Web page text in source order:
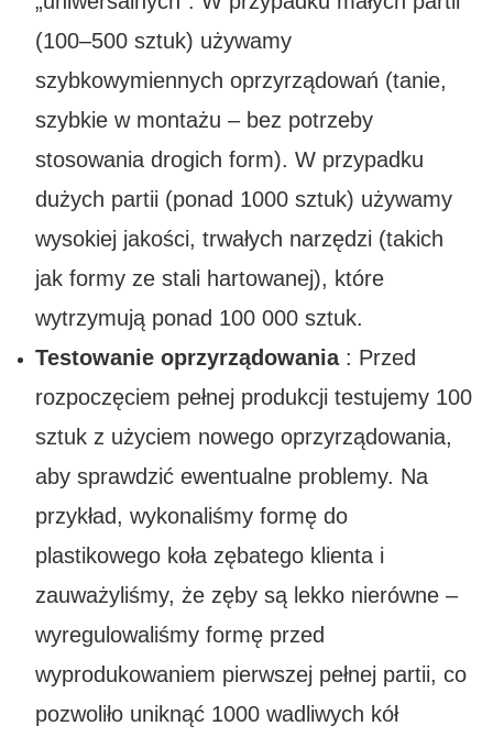
(100–500 sztuk) używamy
szybkowymiennych oprzyrządowań (tanie,
szybkie w montażu – bez potrzeby
stosowania drogich form). W przypadku
dużych partii (ponad 1000 sztuk) używamy
wysokiej jakości, trwałych narzędzi (takich
jak formy ze stali hartowanej), które
wytrzymują ponad 100 000 sztuk.
Testowanie oprzyrządowania: Przed
rozpoczęciem pełnej produkcji testujemy 100
sztuk z użyciem nowego oprzyrządowania,
aby sprawdzić ewentualne problemy. Na
przykład, wykonaliśmy formę do
plastikowego koła zębatego klienta i
zauważyliśmy, że zęby są lekko nierówne –
wyregulowaliśmy formę przed
wyprodukowaniem pierwszej pełnej partii, co
pozwoliło uniknąć 1000 wadliwych kół